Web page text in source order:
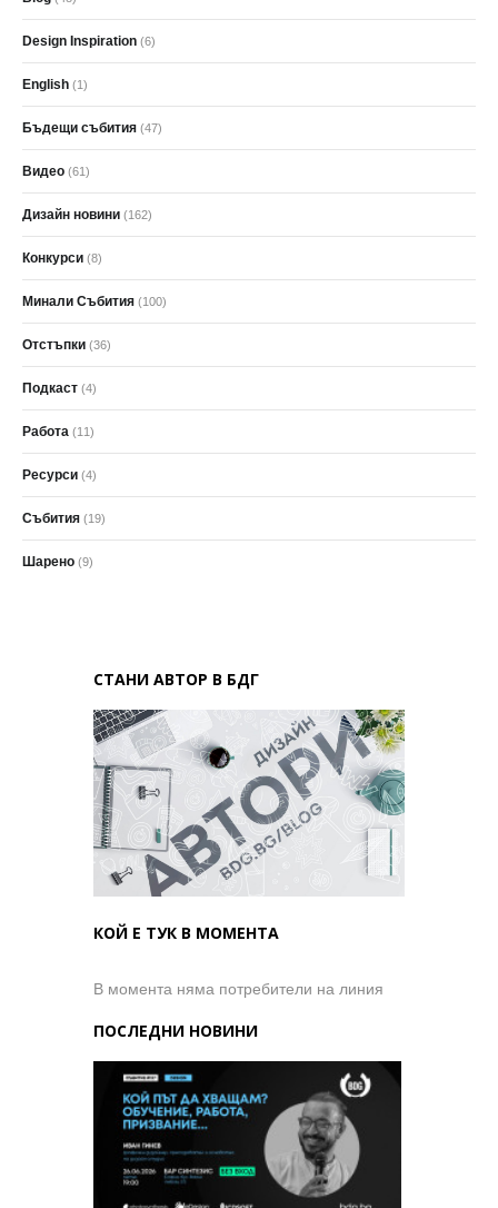
Design Inspiration (6)
English (1)
Бъдещи събития (47)
Видео (61)
Дизайн новини (162)
Конкурси (8)
Минали Събития (100)
Отстъпки (36)
Подкаст (4)
Работа (11)
Ресурси (4)
Събития (19)
Шарено (9)
СТАНИ АВТОР В БДГ
КОЙ Е ТУК В МОМЕНТА
В момента няма потребители на линия
ПОСЛЕДНИ НОВИНИ